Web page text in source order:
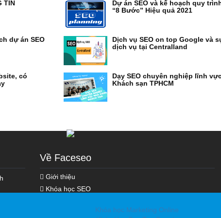
TIN
Dự án SEO và kế hoạch quy
“8 Bước” Hiệu quả 2021
dự án SEO
Dịch vụ SEO on top Google và
dịch vụ tại Centralland
có
Dạy SEO chuyên nghiệp lĩnh
Khách sạn TPHCM
Về Faceseo
Giới thiệu
Khóa học SEO
Kiến thức Digital MarketingKhóa học Marketing Online